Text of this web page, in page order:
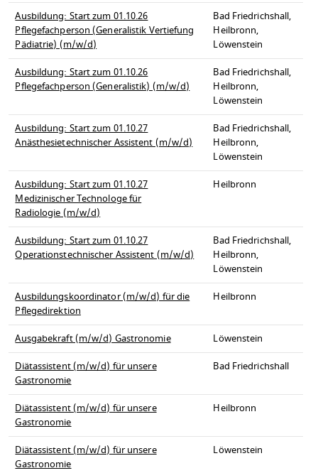
Ausbildung: Start zum 01.10.26
Pflegefachperson (Generalistik Vertiefung
Pädiatrie) (m/w/d)
Bad Friedrichshall,
Heilbronn,
Löwenstein
Ausbildung: Start zum 01.10.26
Pflegefachperson (Generalistik) (m/w/d)
Bad Friedrichshall,
Heilbronn,
Löwenstein
Ausbildung: Start zum 01.10.27
Anästhesietechnischer Assistent (m/w/d)
Bad Friedrichshall,
Heilbronn,
Löwenstein
Ausbildung: Start zum 01.10.27
Medizinischer Technologe für
Radiologie (m/w/d)
Heilbronn
Ausbildung: Start zum 01.10.27
Operationstechnischer Assistent (m/w/d)
Bad Friedrichshall,
Heilbronn,
Löwenstein
Ausbildungskoordinator (m/w/d) für die
Pflegedirektion
Heilbronn
Ausgabekraft (m/w/d) Gastronomie
Löwenstein
Diätassistent (m/w/d) für unsere
Gastronomie
Bad Friedrichshall
Diätassistent (m/w/d) für unsere
Gastronomie
Heilbronn
Diätassistent (m/w/d) für unsere
Gastronomie
Löwenstein